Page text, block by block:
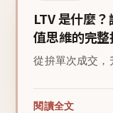
LTV 是什麼
值思維的完
從拚單次成交，
閱讀全文